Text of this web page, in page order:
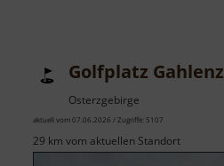
Golfplatz Gahlenz
Osterzgebirge
aktuell vom 07.06.2026 / Zugriffe: 5107
29 km vom aktuellen Standort